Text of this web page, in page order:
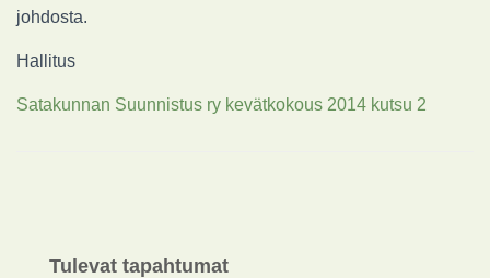
johdosta.
Hallitus
Satakunnan Suunnistus ry kevätkokous 2014 kutsu 2
Tulevat tapahtumat